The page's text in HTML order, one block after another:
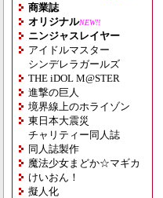
商業誌
オリジナルNEW!!
ニンジャスレイヤー
アイドルマスター
シンデレラガールズ
THE iDOL M@STER
進撃の巨人
境界線上のホライゾン
東日本大震災
チャリティー同人誌
同人誌製作
魔法少女まどか☆マギカ
けいおん！
擬人化